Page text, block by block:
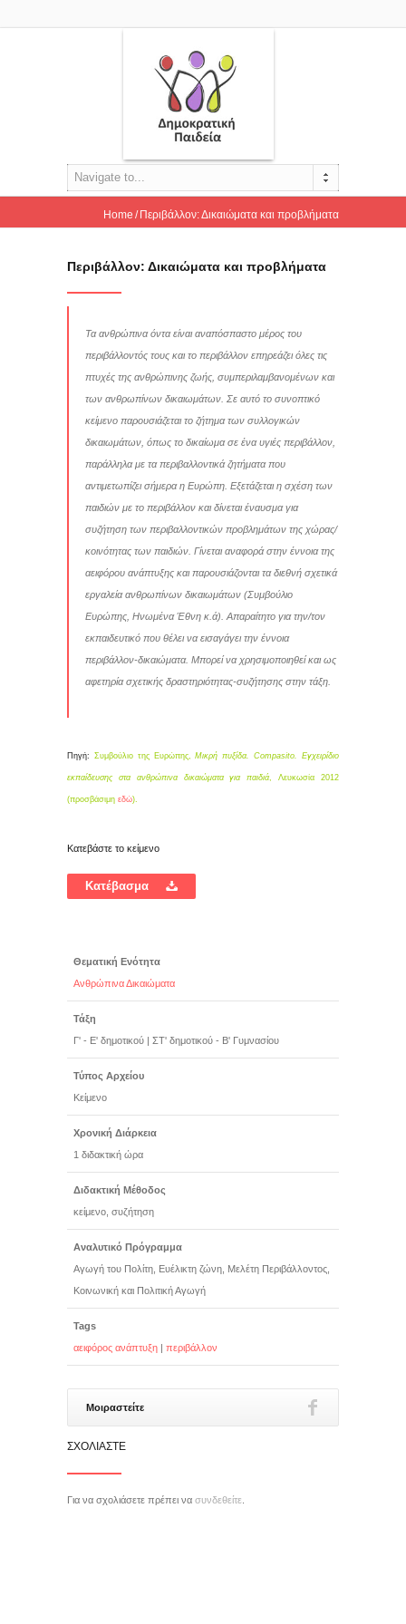
Navigate to...
Home Περιβάλλον: Δικαιώματα και προβλήματα
Περιβάλλον: Δικαιώματα και προβλήματα
Τα ανθρώπινα όντα είναι αναπόσπαστο μέρος του
περιβάλλοντός τους και το περιβάλλον επηρεάζει όλες τις
πτυχές της ανθρώπινης ζωής, συμπεριλαμβανομένων και
των ανθρωπίνων δικαιωμάτων. Σε αυτό το συνοπτικό
κείμενο παρουσιάζεται το ζήτημα των συλλογικών
δικαιωμάτων, όπως το δικαίωμα σε ένα υγιές περιβάλλον,
παράλληλα με τα περιβαλλοντικά ζητήματα που
αντιμετωπίζει σήμερα η Ευρώπη. Εξετάζεται η σχέση των
παιδιών με το περιβάλλον και δίνεται έναυσμα για
συζήτηση των περιβαλλοντικών προβλημάτων της χώρας/
κοινότητας των παιδιών. Γίνεται αναφορά στην έννοια της
αειφόρου ανάπτυξης και παρουσιάζονται τα διεθνή σχετικά
εργαλεία ανθρωπίνων δικαιωμάτων (Συμβούλιο
Ευρώπης, Ηνωμένα Έθνη κ.ά). Απαραίτητο για την/τον
εκπαιδευτικό που θέλει να εισαγάγει την έννοια
περιβάλλον-δικαιώματα. Μπορεί να χρησιμοποιηθεί και ως
αφετηρία σχετικής δραστηριότητας-συζήτησης στην τάξη.
Πηγή: Συμβούλιο της Ευρώπης,Μικρή πυξίδα. Compasito. Εγχειρίδιο
εκπαίδευσης στα ανθρώπινα δικαιώματα για παιδιά, Λευκωσία 2012
(προσβάσιμη εδώ).
Κατεβάστε το κείμενο
Κατέβασμα
Θεματική Ενότητα
Ανθρώπινα Δικαιώματα
Τάξη
Γ' - Ε' δημοτικού | ΣΤ' δημοτικού - Β' Γυμνασίου
Τύπος Αρχείου
Κείμενο
Χρονική Διάρκεια
1 διδακτική ώρα
Διδακτική Μέθοδος
κείμενο, συζήτηση
Αναλυτικό Πρόγραμμα
Αγωγή του Πολίτη, Ευέλικτη ζώνη, Μελέτη Περιβάλλοντος,
Κοινωνική και Πολιτική Αγωγή
Tags
αειφόρος ανάπτυξη | περιβάλλον
Μοιραστείτε
ΣΧΟΛΙΆΣΤΕ
Για να σχολιάσετε πρέπει να συνδεθείτε